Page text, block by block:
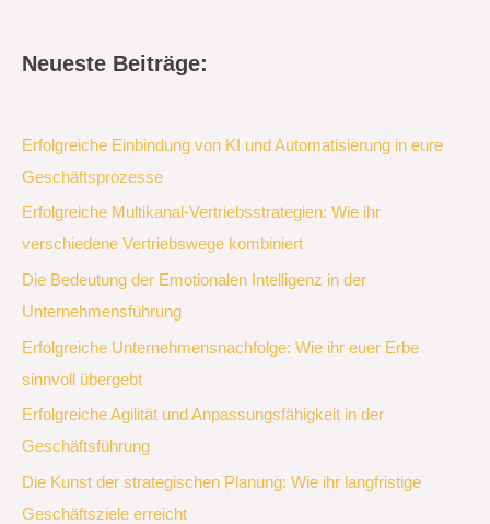
Neueste Beiträge:
Erfolgreiche Einbindung von KI und Automatisierung in eure
Geschäftsprozesse
Erfolgreiche Multikanal-Vertriebsstrategien: Wie ihr
verschiedene Vertriebswege kombiniert
Die Bedeutung der Emotionalen Intelligenz in der
Unternehmensführung
Erfolgreiche Unternehmensnachfolge: Wie ihr euer Erbe
sinnvoll übergebt
Erfolgreiche Agilität und Anpassungsfähigkeit in der
Geschäftsführung
Die Kunst der strategischen Planung: Wie ihr langfristige
Geschäftsziele erreicht